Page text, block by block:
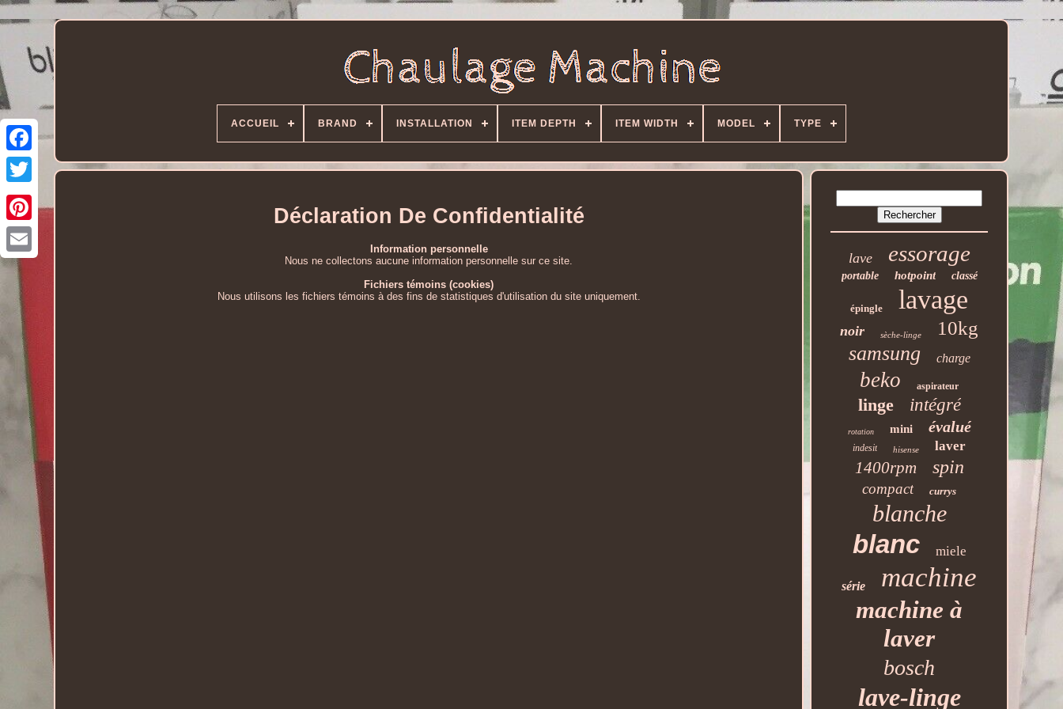
ACCUEIL BRAND INSTALLATION ITEM DEPTH ITEM WIDTH MODEL TYPE
Déclaration De Confidentialité
Information personnelle
Nous ne collectons aucune information personnelle sur ce site.
Fichiers témoins (cookies)
Nous utilisons les fichiers témoins à des fins de statistiques d'utilisation du site uniquement.
lave essorage
portable hotpoint classé
épingle lavage
noir sèche-linge 10kg
samsung charge
beko aspirateur
linge intégré
rotation mini évalué
indesit hisense laver
1400rpm spin
compact currys
blanche
blanc miele
série machine
machine à
laver
bosch
lave-linge